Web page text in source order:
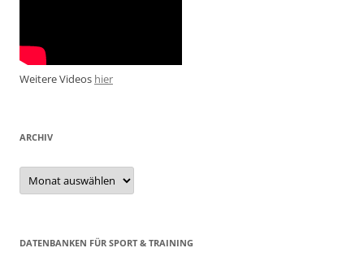
Weitere Videos hier
ARCHIV
Archiv
DATENBANKEN FÜR SPORT & TRAINING